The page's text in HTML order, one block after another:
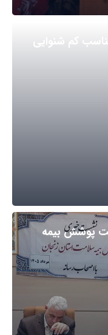
کم شنوایی
تحت پوشش بیمه